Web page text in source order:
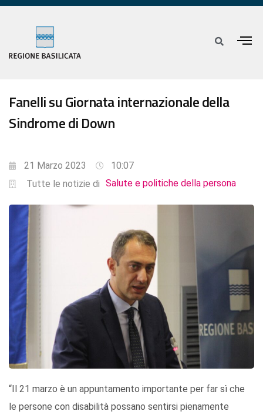
Fanelli su Giornata internazionale della
Sindrome di Down
21 Marzo 2023
10:07
Tutte le notizie di Salute e politiche della persona
“Il 21 marzo è un appuntamento importante per far sì che
le persone con disabilità possano sentirsi pienamente